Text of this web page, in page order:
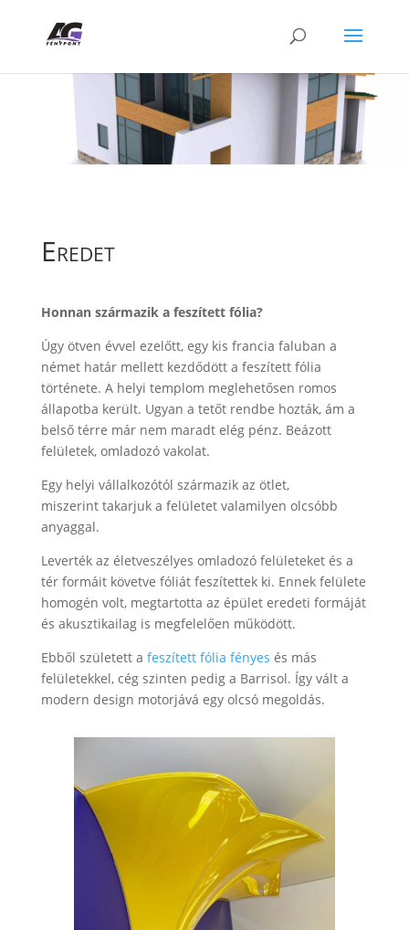
Eredet
Honnan származik a feszített fólia?
Úgy ötven évvel ezelőtt, egy kis francia faluban a
német határ mellett kezdődött a feszített fólia
története. A helyi templom meglehetősen romos
állapotba került. Ugyan a tetőt rendbe hozták, ám a
belső térre már nem maradt elég pénz. Beázott
felületek, omladozó vakolat.
Egy helyi vállalkozótól származik az ötlet,
miszerint takarjuk a felületet valamilyen olcsóbb
anyaggal.
Leverték az életveszélyes omladozó felületeket és a
tér formáit követve fóliát feszítettek ki. Ennek felülete
homogén volt, megtartotta az épület eredeti formáját
és akusztikailag is megfelelően működött.
Ebből született a feszített fólia fényes és más
felületekkel, cég szinten pedig a Barrisol. Így vált a
modern design motorjává egy olcsó megoldás.